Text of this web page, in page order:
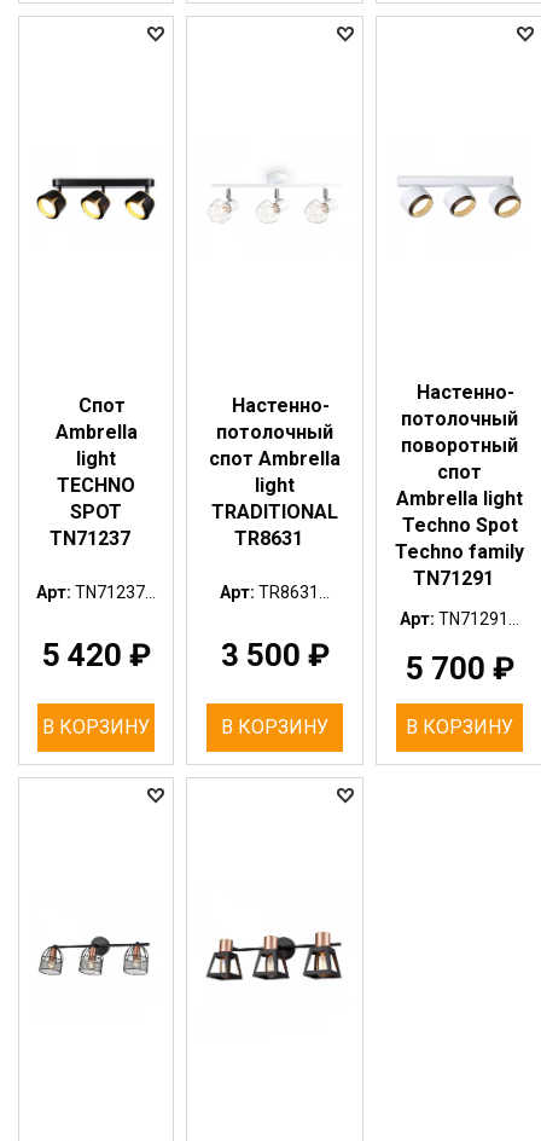
Спот
Ambrella
light
TECHNO
SPOT
TN71237
Арт: TN71237...
5 420 ₽
В КОРЗИНУ
Настенно-
потолочный
спот Ambrella
light
TRADITIONAL
TR8631
Арт: TR8631...
3 500 ₽
В КОРЗИНУ
Настенно-
потолочный
поворотный
спот
Ambrella light
Techno Spot
Techno family
TN71291
Арт: TN71291...
5 700 ₽
В КОРЗИНУ